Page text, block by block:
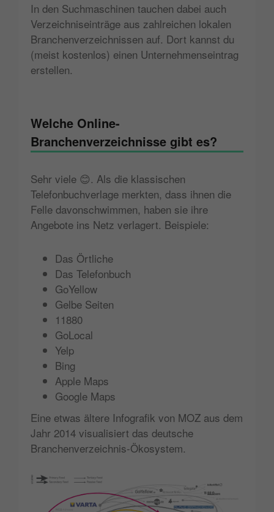
In den Suchmaschinen tauchen dabei auch
Verzeichniseinträge aus zahlreichen lokalen
Branchenverzeichnissen auf. Dort kannst du
(meist kostenlos) einen Unternehmenseintrag
erstellen.
Welche Online-
Branchenverzeichnisse gibt es?
Sehr viele 😊. Als die klassischen
Telefonbuchverlage merkten, dass ihnen die
Felle davonschwimmen, haben sie ihre
Angebote ins Netz verlagert. Beispiele:
Das Örtliche
Das Telefonbuch
GoYellow
Gelbe Seiten
11880
GoLocal
Yelp
Bing
Apple Maps
Google Maps
Eine etwas ältere Infografik von MOZ aus dem
Jahr 2014 visualisiert das deutsche
Branchenverzeichnis-Ökosystem.